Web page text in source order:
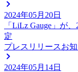
2024年05月20日
「LiLz Gauge」が
定
プレスリリースお
2024年05月14日